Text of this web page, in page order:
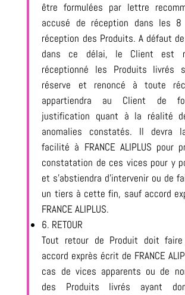
être formulées par lettre
accusé de réception dans les
réception des Produits. A défaut
dans ce délai, le Client est
réceptionné les Produits livrés
réserve et renoncé à toute
appartiendra au Client de
justification quant à la réalité
anomalies constatés. Il devra
facilité à FRANCE ALIPLUS pour
constatation de ces vices pour y
et s’abstiendra d’intervenir ou de
un tiers à cette fin, sauf accord
FRANCE ALIPLUS.
6. RETOUR
Tout retour de Produit doit faire
accord exprès écrit de FRANCE
cas de vices apparents ou de
des Produits livrés ayant